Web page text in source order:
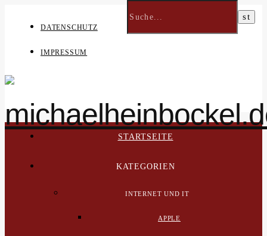
DATENSCHUTZ
IMPRESSUM
STARTSEITE
KATEGORIEN
INTERNET UND IT
APPLE